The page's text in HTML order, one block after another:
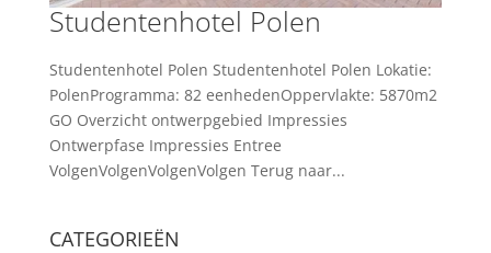
Studentenhotel Polen
Studentenhotel Polen Studentenhotel Polen Lokatie:
PolenProgramma: 82 eenhedenOppervlakte: 5870m2
GO Overzicht ontwerpgebied Impressies
Ontwerpfase Impressies Entree
VolgenVolgenVolgenVolgen Terug naar...
CATEGORIEËN